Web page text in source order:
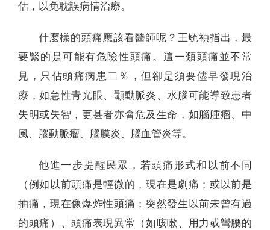
估，以免耽誤病情治療。
什麼樣的頭痛應該看醫師呢？王毓禎指出，最
要緊的是可能有危險性頭痛。這一類頭痛並不常
見，只佔頭痛病患二％，但卻是須要儘早發現治
療，如急性青光眼、顳動脈炎、水腦可能導致患者
失明或失智，更甚者亦會危及生命，如腦腫瘤、中
風、腦動脈瘤、腦膜炎、腦血管炎等。
他進一步提醒民眾，若頭痛形式和以前不同
（例如以前頭痛是輕微的，現在是劇痛；或以前是
抽痛，現在像爆炸性頭痛；突然發生以前未曾有過
的頭痛）、頭痛表現異常（如咳嗽、用力或彎腰的